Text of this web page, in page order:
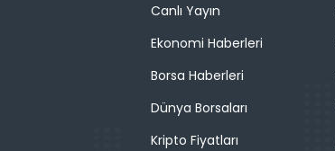
Canlı Yayın
Ekonomi Haberleri
Borsa Haberleri
Dünya Borsaları
Kripto Fiyatları